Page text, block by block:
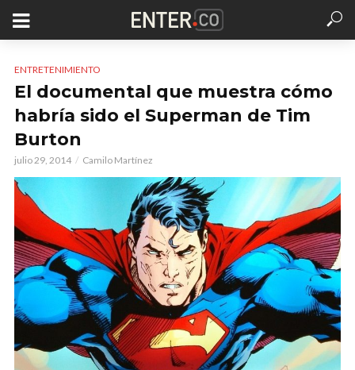
ENTRETENIMIENTO
El documental que muestra cómo
habría sido el Superman de Tim
Burton
julio 29, 2014 Camilo Martínez